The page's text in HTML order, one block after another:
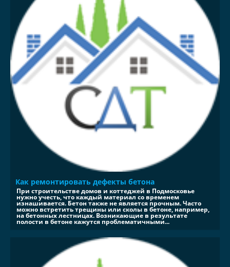
Как ремонтировать дефекты бетона
При строительстве домов и коттеджей в Подмосковье
нужно учесть, что каждый материал со временем
изнашивается. Бетон также не является прочным. Часто
можно встретить трещины или сколы в бетоне, например,
на бетонных лестницах. Возникающие в результате
полости в бетоне кажутся проблематичными...